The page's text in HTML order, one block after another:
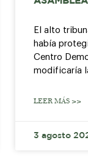
El alto
había
Centro
modificaría
LEER MÁS >>
3 agosto